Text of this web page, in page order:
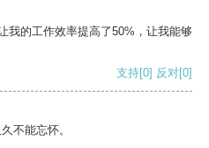
我的工作效率提高了50%，让我能够
支持[0] 反对[0]
不能忘怀。